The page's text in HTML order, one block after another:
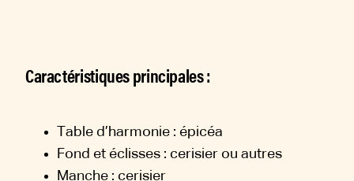
Caractéristiques principales :
Table d’harmonie : épicéa
Fond et éclisses : cerisier ou autres
Manche : cerisier